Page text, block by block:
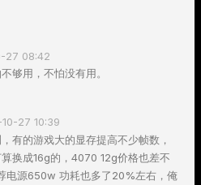
27 08:42
够用，不怕没有用。
27 10:39
有的游戏大的显存提高不少帧数，
换成16g的，4070 12g价格也差不
电源650w 功耗也多了20%左右，俺